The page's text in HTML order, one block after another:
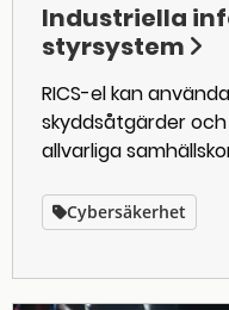
Industriella
styrsystem
RICS-el kan
skyddsåtgärder
allvarliga
Cybersäkerhet